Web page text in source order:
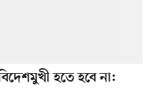
হতে হবে না: